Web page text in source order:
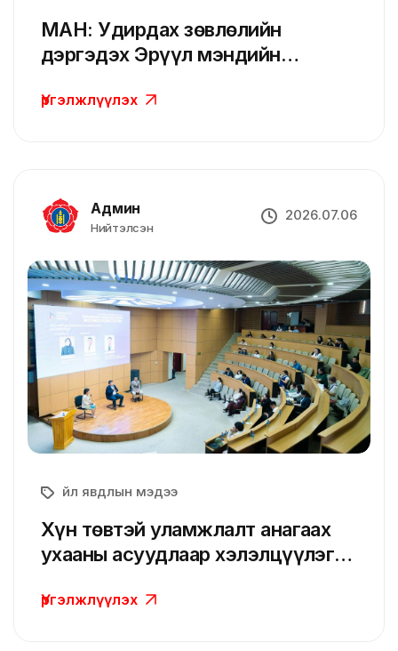
МАН: Удирдах зөвлөлийн
дэргэдэх Эрүүл мэндийн
боллоо
Үргэлжлүүлэх
Админ
Нийтэлсэн
2026.07.06
Үйл явдлын мэдээ
Хүн төвтэй уламжлалт анагаах
ухааны асуудлаар хэлэлцүүлэг
Үргэлжлүүлэх